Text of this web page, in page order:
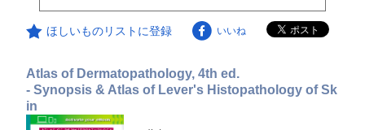
ほしいものリストに登録 いいね
Atlas of Dermatopathology, 4th ed.
- Synopsis & Atlas of Lever's Histopathology of Sk
in